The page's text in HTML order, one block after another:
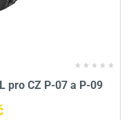
pro CZ P-07 a P-09